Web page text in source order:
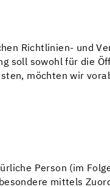
Richtlinien- und
soll sowohl für die
möchten wir
Person (im
mittels